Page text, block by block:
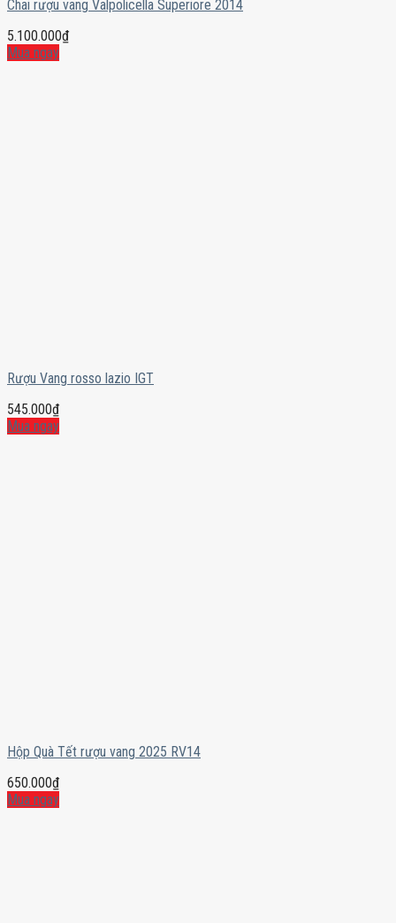
Chai rượu vang Valpolicella Superiore 2014
5.100.000₫
Mua ngay
Rượu Vang rosso lazio IGT
545.000₫
Mua ngay
Hộp Quà Tết rượu vang 2025 RV14
650.000₫
Mua ngay